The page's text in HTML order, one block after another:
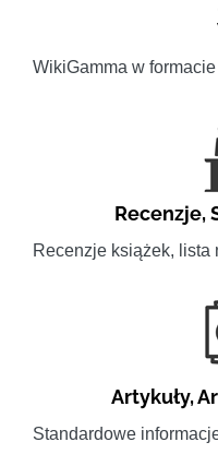
WikiGamma w
Recenzje,
Recenzje książek,
Artykuły,
Standardowe